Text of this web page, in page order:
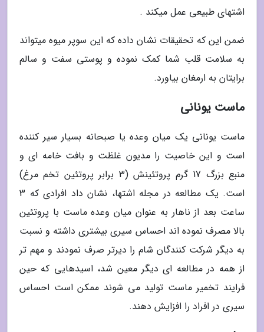
اشتهای طبیعی عمل میکند .
ضمن این که تحقیقات نشان داده که این سوپر میوه میتواند
به سلامت قلب شما کمک نموده و پوستی سفت و سالم
برایتان به ارمغان بیاورد.
ماست یونانی
ماست یونانی یک میان وعده یا صبحانه بسیار سیر کننده
است و این خاصیت را مدیون غلظت و بافت خامه ای و
منبع بزرگ 17 گرم پروتئینش (3 برابر پروتئین تخم مرغ)
است. یک مطالعه در مجله اشتها، نشان داد افرادی که 3
ساعت بعد از ناهار به عنوان میان وعده ماست با پروتئین
بالا مصرف نموده اند احساس سیری بیشتری داشته و نسبت
به دیگر شرکت کنندگان شام را دیرتر صرف نمودند و مهم تر
از همه در مطالعه ای دیگر معین شد، اسیدهایی که حین
فرایند تخمیر ماست تولید می شوند ممکن است احساس
سیری در افراد را افزایش دهند.